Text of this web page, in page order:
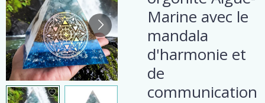
Marine avec le
mandala
d'harmonie et
de
communication